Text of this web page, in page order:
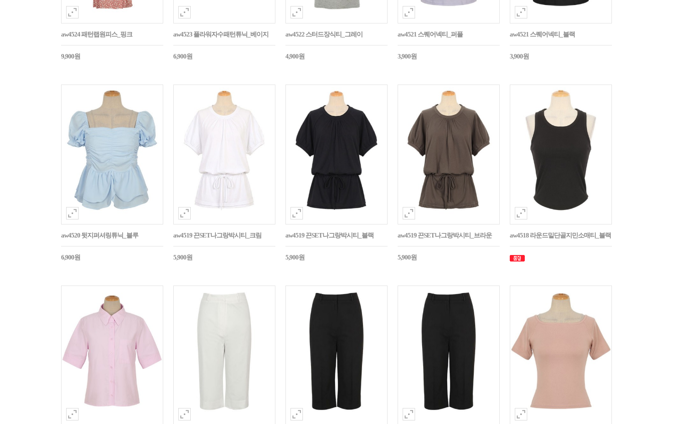
aw4524 패턴랩원피스_핑크
9,900원
aw4523 플라워자수패턴튜닉_베이지
6,900원
aw4522 스터드장식티_그레이
4,900원
aw4521 스퀘어넥티_퍼플
3,900원
aw4521 스퀘어넥티_블랙
3,900원
aw4520 뒷지퍼셔링튜닉_블루
6,900원
aw4519 끈SET나그랑박시티_크림
5,900원
aw4519 끈SET나그랑박시티_블랙
5,900원
aw4519 끈SET나그랑박시티_브라운
5,900원
aw4518 라운드밑단골지민소매티_블랙